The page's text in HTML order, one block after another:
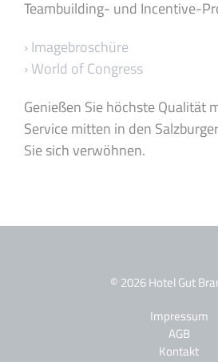
Teambuilding- und Incentive-
› Imagebroschüre
› World of Congress
Genießen Sie höchste Qualität
Service mitten in den
Sie sich verwöhnen.
© 2026 Hotel Gut
Impressum
AGB
Kontakt